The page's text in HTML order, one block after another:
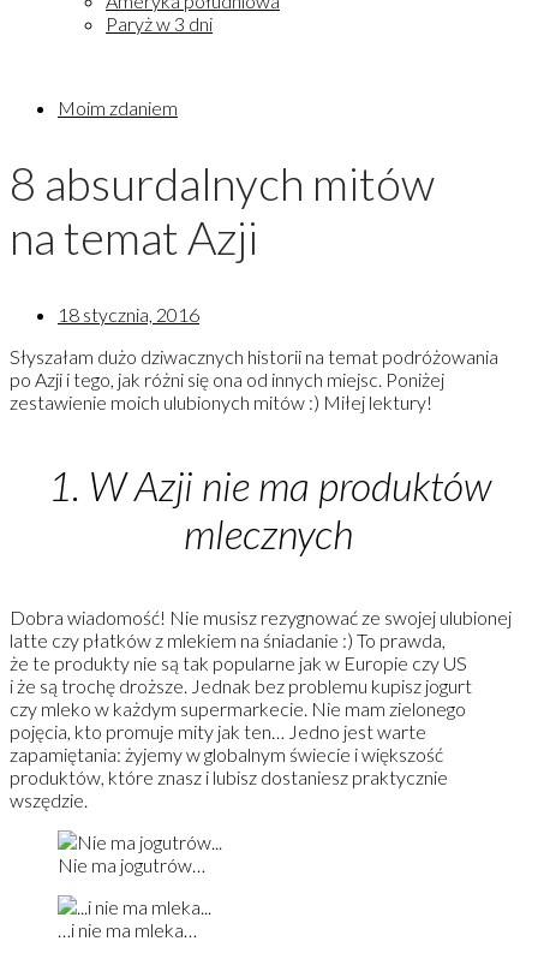
Paryż w 3 dni
Moim zdaniem
8 absurdalnych mitów
na temat Azji
18 stycznia, 2016
Słyszałam dużo dziwacznych historii na temat podróżowania
po Azji i tego, jak różni się ona od innych miejsc. Poniżej
zestawienie moich ulubionych mitów :) Miłej lektury!
1. W Azji nie ma produktów
mlecznych
Dobra wiadomość! Nie musisz rezygnować ze swojej ulubionej
latte czy płatków z mlekiem na śniadanie :) To prawda,
że te produkty nie są tak popularne jak w Europie czy US
i że są trochę droższe. Jednak bez problemu kupisz jogurt
czy mleko w każdym supermarkecie. Nie mam zielonego
pojęcia, kto promuje mity jak ten… Jedno jest warte
zapamiętania: żyjemy w globalnym świecie i większość
produktów, które znasz i lubisz dostaniesz praktycznie
wszędzie.
Nie ma jogutrów…
…i nie ma mleka…